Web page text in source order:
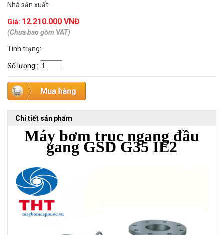
Nhà sản xuất:
Giá: 12.210.000 VNĐ
(Chưa bao gồm VAT)
Tình trạng:
Số lượng :
Chi tiết sản phẩm
Máy bơm trục ngang đầu
gang GSD G35 IE2